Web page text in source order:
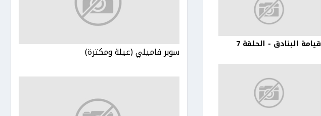
قيامة البنادق - الحلقة 7
سوبر فاميلي (عيلة ومكترة)